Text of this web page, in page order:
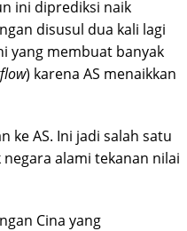
ini diprediksi naik
disusul dua kali lagi
yang membuat banyak
) karena AS menaikkan
ke AS. Ini jadi salah satu
alami tekanan nilai
Cina yang